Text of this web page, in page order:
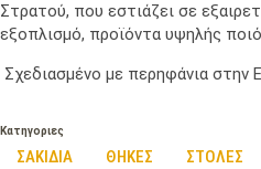
Στρατού, που εστιάζει σε
εξοπλισμό, προϊόντα υψηλής
Σχεδιασμένο με περηφάνια στην
Κατηγοριες
ΣΑΚΙΔΙΑ ΘΗΚΕΣ ΣΤΟΛΕΣ